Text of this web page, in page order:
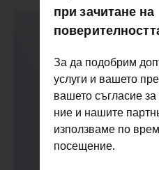
при зачитане на
За да подобрим
услуги и вашето
вашето съгласие за
ние и нашите
използваме по
посещение.